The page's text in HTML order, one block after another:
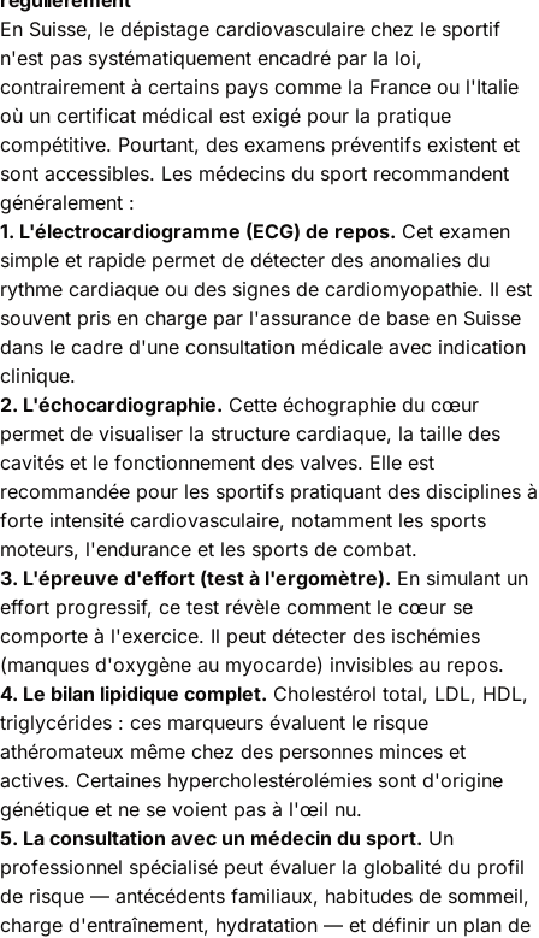
En Suisse, le dépistage cardiovasculaire chez le sportif
n'est pas systématiquement encadré par la loi,
contrairement à certains pays comme la France ou l'Italie
où un certificat médical est exigé pour la pratique
compétitive. Pourtant, des examens préventifs existent et
sont accessibles. Les médecins du sport recommandent
généralement :
1. L'électrocardiogramme (ECG) de repos. Cet examen
simple et rapide permet de détecter des anomalies du
rythme cardiaque ou des signes de cardiomyopathie. Il est
souvent pris en charge par l'assurance de base en Suisse
dans le cadre d'une consultation médicale avec indication
clinique.
2. L'échocardiographie. Cette échographie du cœur
permet de visualiser la structure cardiaque, la taille des
cavités et le fonctionnement des valves. Elle est
recommandée pour les sportifs pratiquant des disciplines à
forte intensité cardiovasculaire, notamment les sports
moteurs, l'endurance et les sports de combat.
3. L'épreuve d'effort (test à l'ergomètre). En simulant un
effort progressif, ce test révèle comment le cœur se
comporte à l'exercice. Il peut détecter des ischémies
(manques d'oxygène au myocarde) invisibles au repos.
4. Le bilan lipidique complet. Cholestérol total, LDL, HDL,
triglycérides : ces marqueurs évaluent le risque
athéromateux même chez des personnes minces et
actives. Certaines hypercholestérolémies sont d'origine
génétique et ne se voient pas à l'œil nu.
5. La consultation avec un médecin du sport. Un
professionnel spécialisé peut évaluer la globalité du profil
de risque — antécédents familiaux, habitudes de sommeil,
charge d'entraînement, hydratation — et définir un plan de